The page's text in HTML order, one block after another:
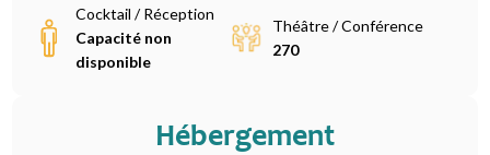
Cocktail / Réception
Capacité non
disponible
Théâtre / Conférence
270
Hébergement